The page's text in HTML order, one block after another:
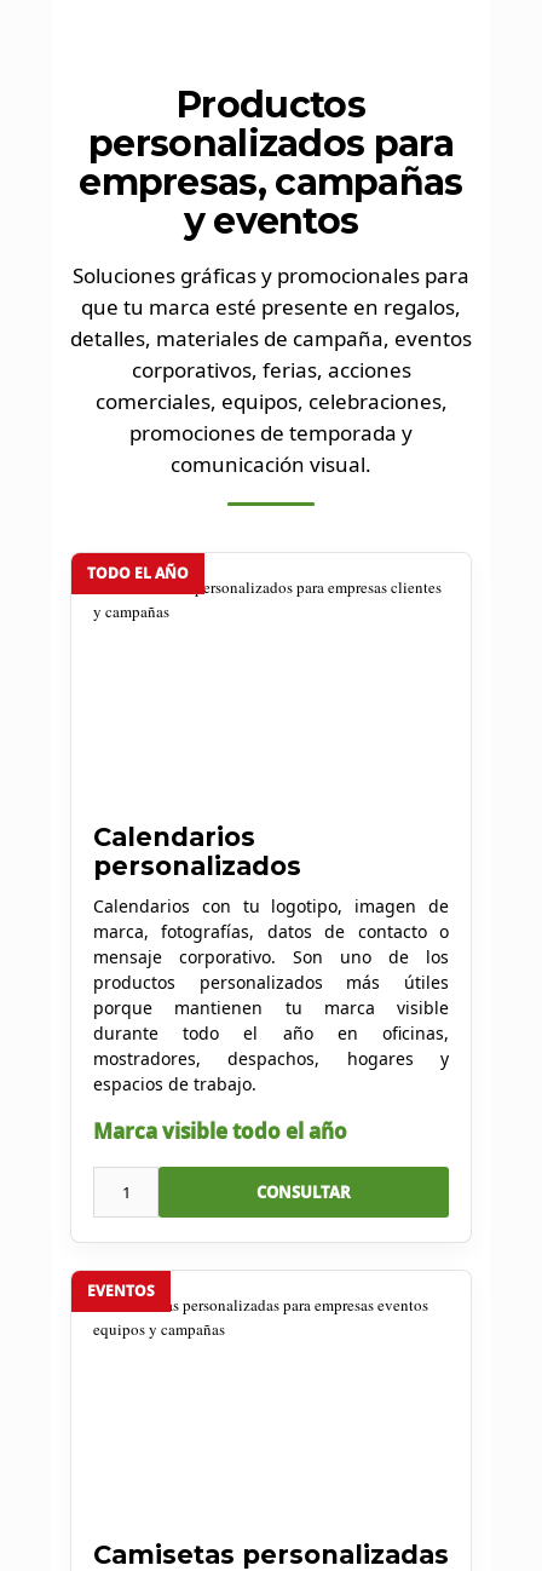
Productos
personalizados para
empresas, campañas
y eventos
Soluciones gráficas y promocionales para
que tu marca esté presente en regalos,
detalles, materiales de campaña, eventos
corporativos, ferias, acciones
comerciales, equipos, celebraciones,
promociones de temporada y
comunicación visual.
TODO EL AÑO
Calendarios
personalizados
Calendarios con tu logotipo, imagen de
marca, fotografías, datos de contacto o
mensaje corporativo. Son uno de los
productos personalizados más útiles
porque mantienen tu marca visible
durante todo el año en oficinas,
mostradores, despachos, hogares y
espacios de trabajo.
Marca visible todo el año
1 CONSULTAR
EVENTOS
Camisetas personalizadas